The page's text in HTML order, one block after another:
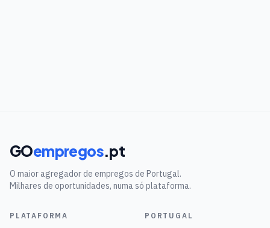
GOempregos.pt
O maior agregador de empregos de Portugal.
Milhares de oportunidades, numa só plataforma.
PLATAFORMA PORTUGAL